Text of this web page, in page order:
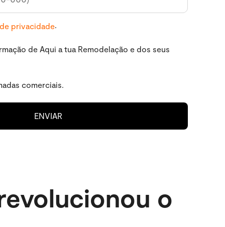
privacidade
de Aqui a tua Remodelação e dos seus
comerciais.
o